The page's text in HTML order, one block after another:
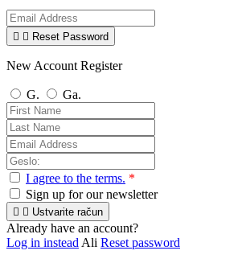
  Reset Password
New Account Register
G. Ga.
I agree to the terms. *
Sign up for our newsletter
  Ustvarite račun
Already have an account?
Log in instead Ali Reset password